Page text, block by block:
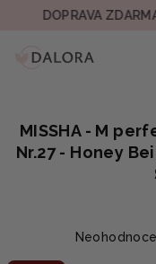
ZDARMA JIŽ
MISSHA - M
Nr.27 - Honey
Průměrné